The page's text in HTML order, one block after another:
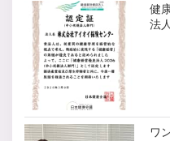
健
法
ワ